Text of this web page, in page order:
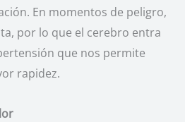
En momentos de peligro,
por lo que el cerebro entra
que nos permite
rapidez.